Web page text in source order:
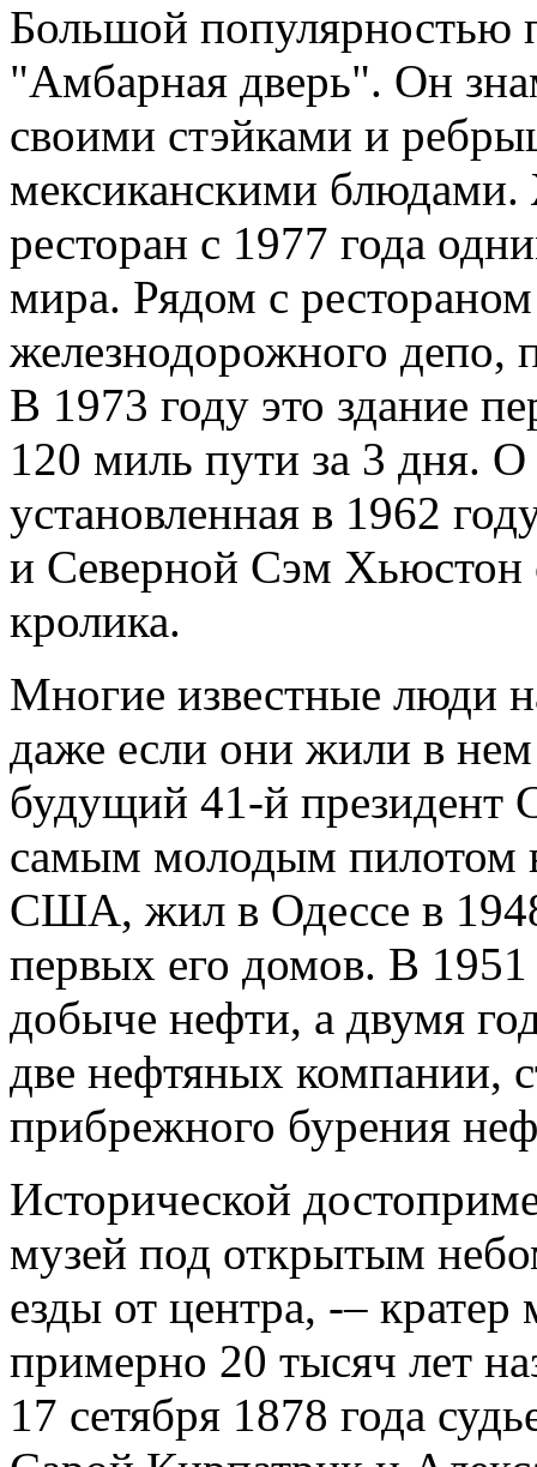
Большой популярностью
"Амбарная дверь". Он
своими стэйками и
мексиканскими блюдами.
ресторан с 1977 года
мира. Рядом с
железнодорожного депо,
В 1973 году это здание
120 миль пути за 3 дня.
установленная в 1962
и Северной Сэм Хьюстон
кролика.
Многие известные люди
даже если они жили в
будущий 41-й
самым молодым пилотом
США, жил в Одессе в
первых его домов. В
добыче нефти, а двумя
две нефтяных компании,
прибрежного бурения
Исторической
музей под открытым
езды от центра, -–
примерно 20 тысяч лет
17 сетября 1878 года